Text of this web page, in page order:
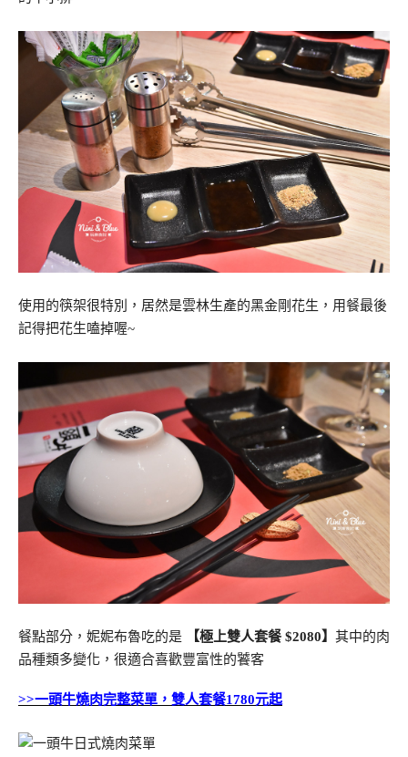
使用的筷架很特別，居然是雲林生產的黑金剛花生，用餐最後
記得把花生嗑掉喔~
餐點部分，妮妮布魯吃的是 【極上雙人套餐 $2080】 其中的肉
品種類多變化，很適合喜歡豐富性的饕客
>>一頭牛燒肉完整菜單，雙人套餐1780元起